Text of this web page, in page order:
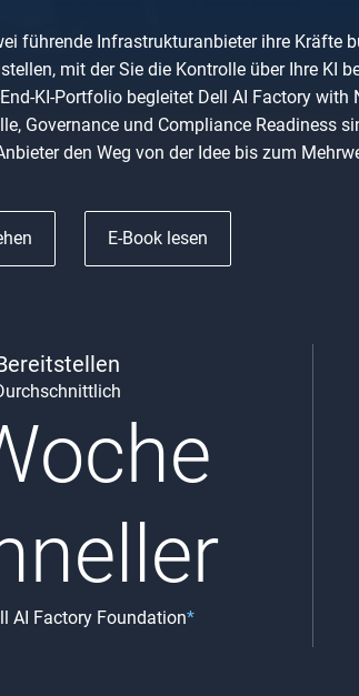
führende Infrastrukturanbieter ihre Kräfte
mit der Sie die Kontrolle über Ihre KI
KI-Portfolio begleitet Dell AI Factory with
Governance und Compliance Readiness
den Weg von der Idee bis zum
E-Book lesen
AI Factory Foundation*